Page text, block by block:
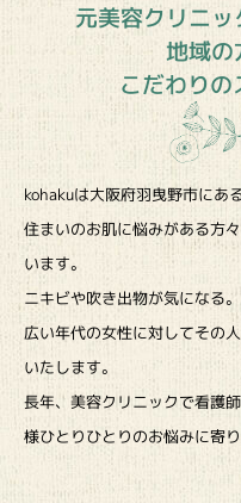
元美容クリニ
地域の
こだわり
kohakuは大阪府羽曳野市にあ
住まいのお肌に悩みがある方
います。
ニキビや吹き出物が気になる
広い年代の女性に対してその
いたします。
長年、美容クリニックで看護
様ひとりひとりのお悩みに寄り